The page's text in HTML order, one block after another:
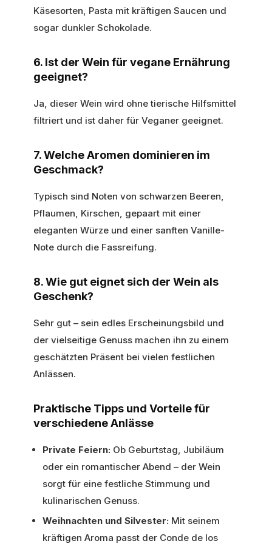
Käsesorten, Pasta mit kräftigen Saucen und
sogar dunkler Schokolade.
6. Ist der Wein für vegane Ernährung
geeignet?
Ja, dieser Wein wird ohne tierische Hilfsmittel
filtriert und ist daher für Veganer geeignet.
7. Welche Aromen dominieren im
Geschmack?
Typisch sind Noten von schwarzen Beeren,
Pflaumen, Kirschen, gepaart mit einer
eleganten Würze und einer sanften Vanille-
Note durch die Fassreifung.
8. Wie gut eignet sich der Wein als
Geschenk?
Sehr gut – sein edles Erscheinungsbild und
der vielseitige Genuss machen ihn zu einem
geschätzten Präsent bei vielen festlichen
Anlässen.
Praktische Tipps und Vorteile für
verschiedene Anlässe
Private Feiern: Ob Geburtstag, Jubiläum
oder ein romantischer Abend – der Wein
sorgt für eine festliche Stimmung und
kulinarischen Genuss.
Weihnachten und Silvester: Mit seinem
kräftigen Aroma passt der Conde de los